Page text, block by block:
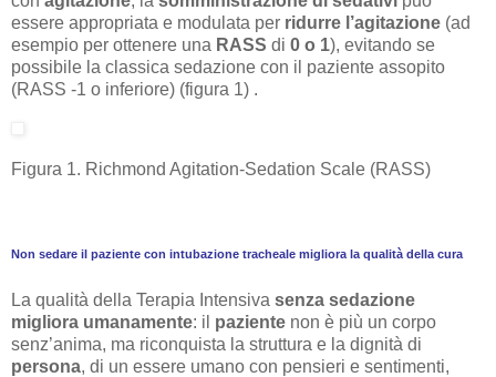
essere appropriata e modulata per ridurre l’agitazione (ad
esempio per ottenere una RASS di 0 o 1), evitando se
possibile la classica sedazione con il paziente assopito
(RASS -1 o inferiore) (figura 1) .
Figura 1. Richmond Agitation-Sedation Scale (RASS)
Non sedare il paziente con intubazione tracheale migliora la qualità della cura
La qualità della Terapia Intensiva senza sedazione
migliora umanamente: il paziente non è più un corpo
senz’anima, ma riconquista la struttura e la dignità di
persona, di un essere umano con pensieri e sentimenti,